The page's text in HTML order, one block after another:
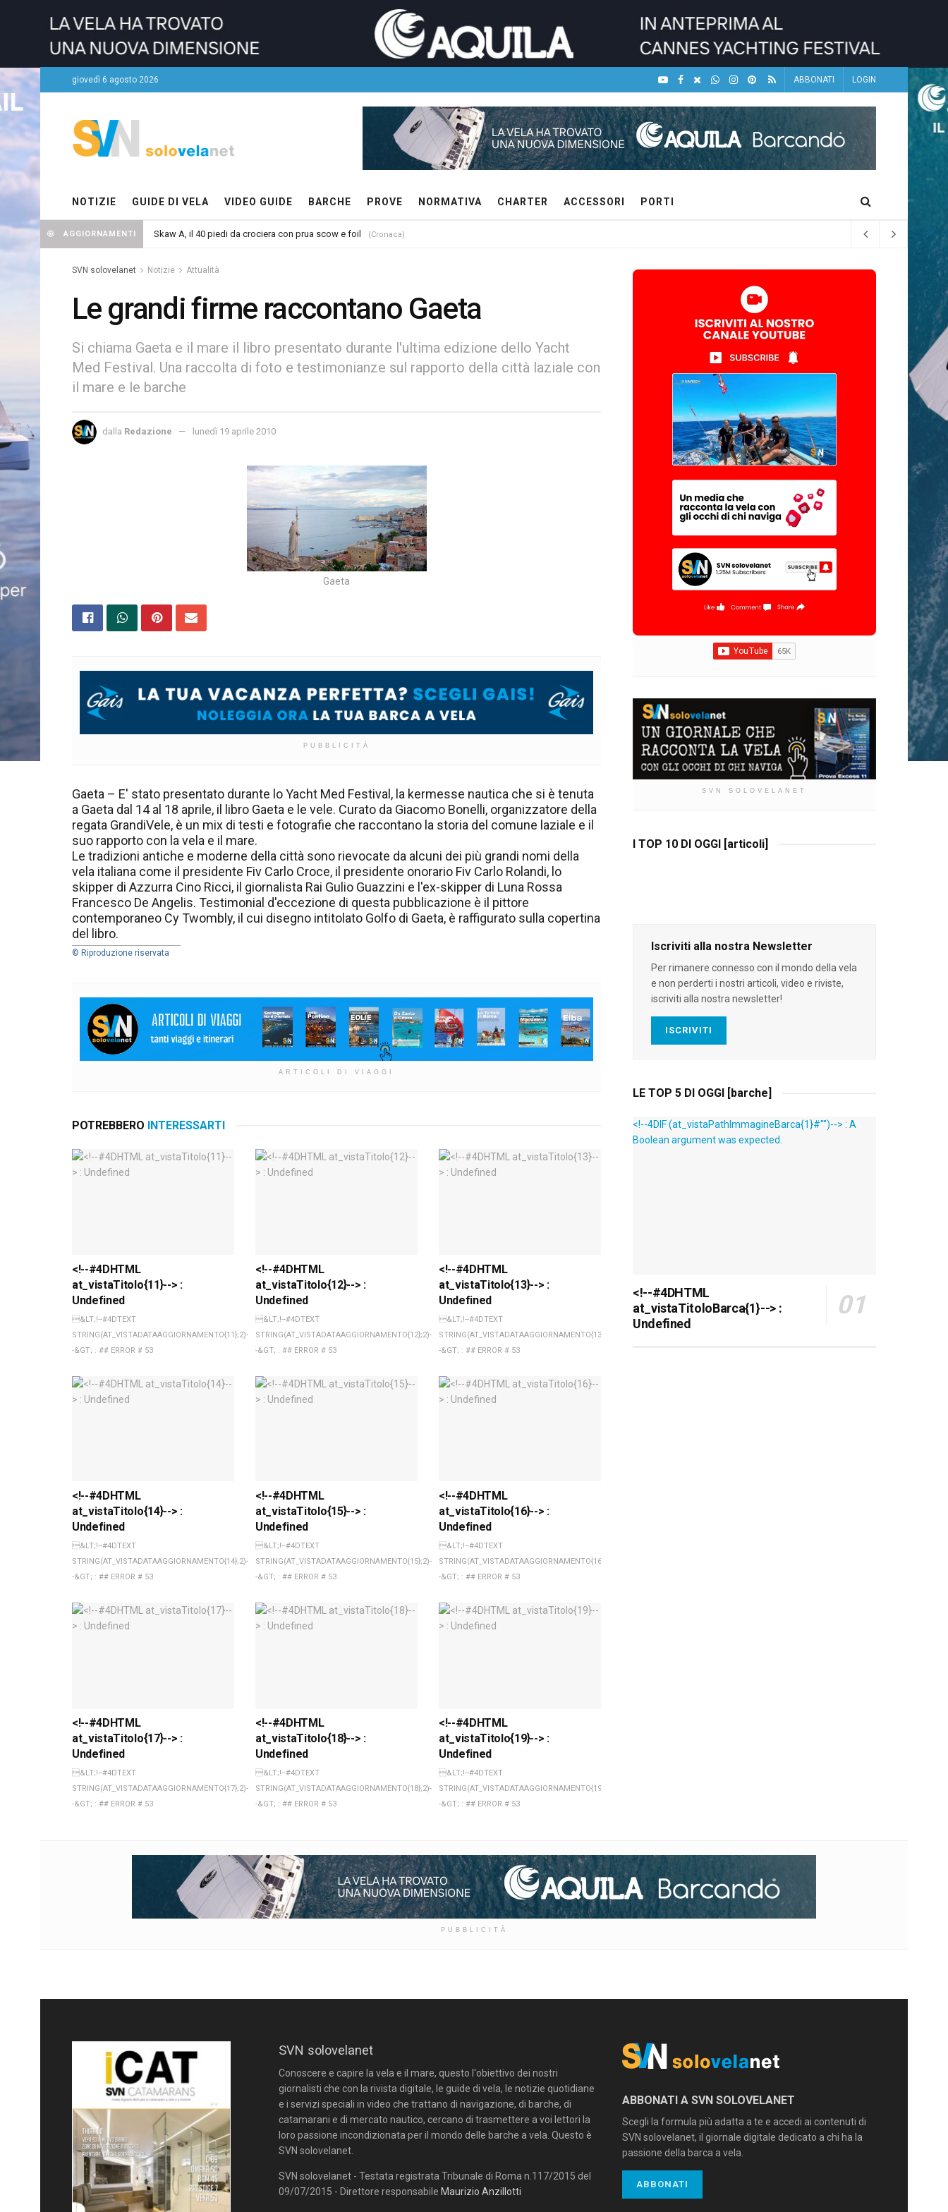
giovedì 6 agosto 2026 ABBONATI LOGIN
NOTIZIE GUIDE DI VELA VIDEO GUIDE BARCHE PROVE NORMATIVA CHARTER ACCESSORI PORTI
AGGIORNAMENTI Skaw A, il 40 piedi da crociera con prua scow e foil (Cronaca)
SVN solovelanet Notizie Attualità
Le grandi firme raccontano Gaeta
Si chiama Gaeta e il mare il libro presentato durante l'ultima edizione dello Yacht
Med Festival. Una raccolta di foto e testimonianze sul rapporto della città laziale con
il mare e le barche
dalla Redazione lunedì 19 aprile 2010
Gaeta
PUBBLICITÀ
Gaeta – E' stato presentato durante lo Yacht Med Festival, la kermesse nautica che si è tenuta
a Gaeta dal 14 al 18 aprile, il libro Gaeta e le vele. Curato da Giacomo Bonelli, organizzatore della
regata GrandiVele, è un mix di testi e fotografie che raccontano la storia del comune laziale e il
suo rapporto con la vela e il mare.
Le tradizioni antiche e moderne della città sono rievocate da alcuni dei più grandi nomi della
vela italiana come il presidente Fiv Carlo Croce, il presidente onorario Fiv Carlo Rolandi, lo
skipper di Azzurra Cino Ricci, il giornalista Rai Gulio Guazzini e l'ex-skipper di Luna Rossa
Francesco De Angelis. Testimonial d'eccezione di questa pubblicazione è il pittore
contemporaneo Cy Twombly, il cui disegno intitolato Golfo di Gaeta, è raffigurato sulla copertina
del libro.
© Riproduzione riservata
ARTICOLI DI VIAGGI
POTREBBERO INTERESSARTI
<!--#4DHTML
at_vistaTitolo{11}--> :
Undefined
&LT;!--#4DTEXT
STRING(AT_VISTADATAAGGIORNAMENTO{11};2)-
-&GT; : ## ERROR # 53
<!--#4DHTML
at_vistaTitolo{12}--> :
Undefined
&LT;!--#4DTEXT
STRING(AT_VISTADATAAGGIORNAMENTO{12};2)-
-&GT; : ## ERROR # 53
<!--#4DHTML
at_vistaTitolo{13}--> :
Undefined
&LT;!--#4DTEXT
STRING(AT_VISTADATAAGGIORNAMENTO{13};2)-
-&GT; : ## ERROR # 53
<!--#4DHTML
at_vistaTitolo{14}--> :
Undefined
&LT;!--#4DTEXT
STRING(AT_VISTADATAAGGIORNAMENTO{14};2)-
-&GT; : ## ERROR # 53
<!--#4DHTML
at_vistaTitolo{15}--> :
Undefined
&LT;!--#4DTEXT
STRING(AT_VISTADATAAGGIORNAMENTO{15};2)-
-&GT; : ## ERROR # 53
<!--#4DHTML
at_vistaTitolo{16}--> :
Undefined
&LT;!--#4DTEXT
STRING(AT_VISTADATAAGGIORNAMENTO{16};2)-
-&GT; : ## ERROR # 53
<!--#4DHTML
at_vistaTitolo{17}--> :
Undefined
&LT;!--#4DTEXT
STRING(AT_VISTADATAAGGIORNAMENTO{17};2)-
-&GT; : ## ERROR # 53
<!--#4DHTML
at_vistaTitolo{18}--> :
Undefined
&LT;!--#4DTEXT
STRING(AT_VISTADATAAGGIORNAMENTO{18};2)-
-&GT; : ## ERROR # 53
<!--#4DHTML
at_vistaTitolo{19}--> :
Undefined
&LT;!--#4DTEXT
STRING(AT_VISTADATAAGGIORNAMENTO{19};2)-
-&GT; : ## ERROR # 53
SVN SOLOVELANET
I TOP 10 DI OGGI [articoli]
Iscriviti alla nostra Newsletter
Per rimanere connesso con il mondo della vela
e non perderti i nostri articoli, video e riviste,
iscriviti alla nostra newsletter!
ISCRIVITI
LE TOP 5 DI OGGI [barche]
<!--4DIF (at_vistaPathImmagineBarca{1}#"")--> : A
Boolean argument was expected.
<!--#4DHTML
at_vistaTitoloBarca{1}--> :
Undefined
PUBBLICITÀ
SVN solovelanet
Conoscere e capire la vela e il mare, questo l'obiettivo dei nostri
giornalisti che con la rivista digitale, le guide di vela, le notizie quotidiane
e i servizi speciali in video che trattano di navigazione, di barche, di
catamarani e di mercato nautico, cercano di trasmettere a voi lettori la
loro passione incondizionata per il mondo delle barche a vela. Questo è
SVN solovelanet.
SVN solovelanet - Testata registrata Tribunale di Roma n.117/2015 del
09/07/2015 - Direttore responsabile Maurizio Anzillotti
ABBONATI A SVN SOLOVELANET
Scegli la formula più adatta a te e accedi ai contenuti di
SVN solovelanet, il giornale digitale dedicato a chi ha la
passione della barca a vela.
ABBONATI